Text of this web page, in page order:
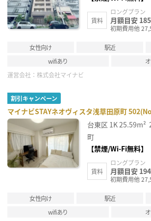
賃料
ロングプラン
月額目安
初期費用他
女性向け 駅近
wifiあり
運営会社： 株式会社マイナビ
割引キャンペーン
マイナビSTAYネオヴィスタ浅草田原町
台東区 1K25.59m²
町
【禁煙/Wi-Fi無料】
賃料
ロングプラン
月額目安
初期費用他
女性向け 駅近
wifiあり